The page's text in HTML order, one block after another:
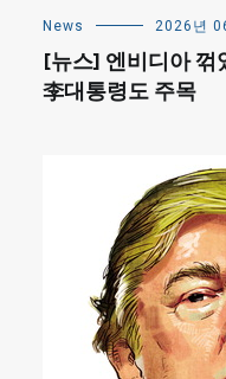
News 2026년
[뉴스] 엔비디아 꺾
李대통령도 주목